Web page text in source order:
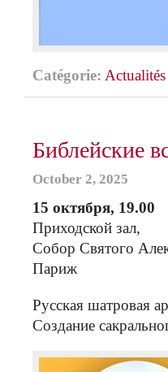
Catégorie: Actualités
Библейские
October 2, 2025
15 октября, 19.00
Приходской зал,
Собор Святого
Париж
Русская шатровая
Создание